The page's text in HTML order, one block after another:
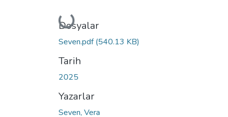
Yükleniyor...
Dosyalar
Seven.pdf(540.13 KB)
Tarih
2025
Yazarlar
Seven, Vera